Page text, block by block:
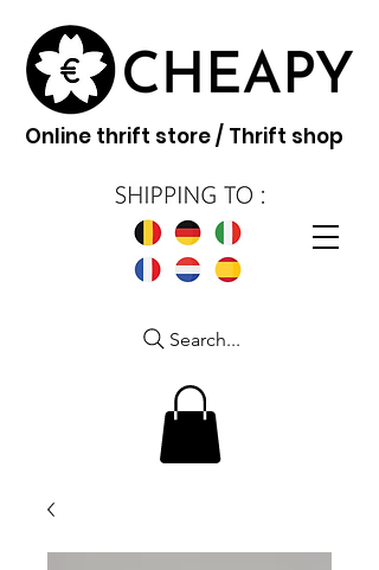
Online thrift store / Thrift shop
Search...